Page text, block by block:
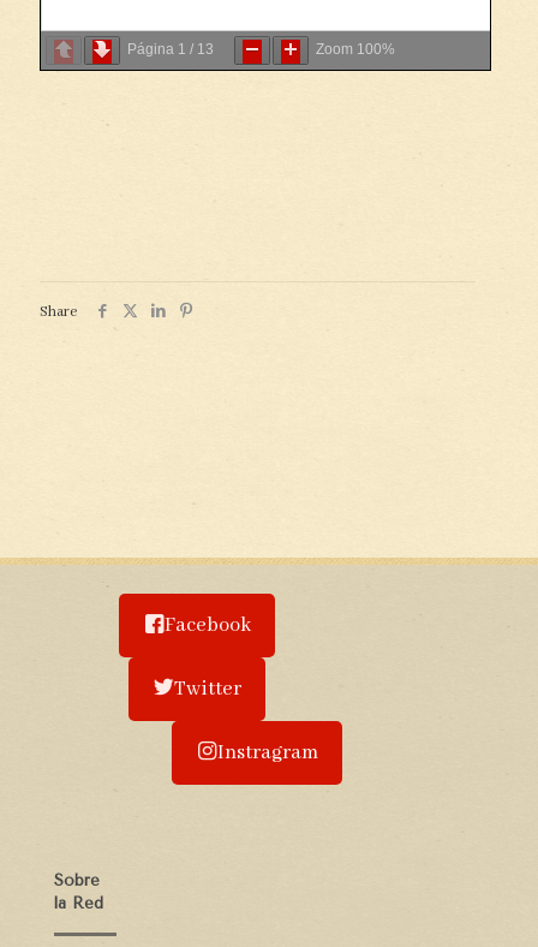
Página 1 / 13 Zoom 100%
Share
Facebook
Twitter
Instragram
Sobre
la Red